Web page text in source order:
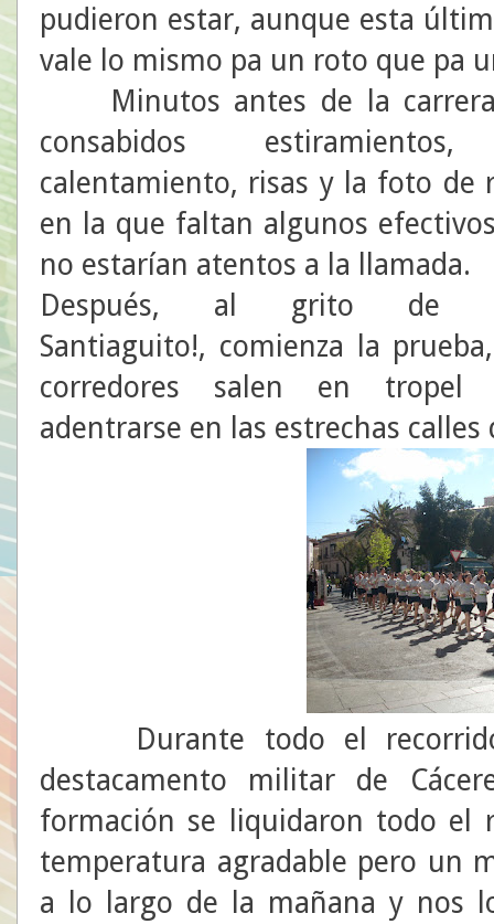
pudieron estar, aunque esta
vale lo mismo pa un roto que pa
Minutos antes de la
consabidos
calentamiento, risas y la foto de
en la que faltan algunos
no estarían atentos a la llamada.
Después, al grito de
Santiaguito!, comienza la
corredores salen en tropel
adentrarse en las estrechas
Durante todo el recorrido
destacamento militar de
formación se liquidaron todo el
temperatura agradable pero un
a lo largo de la mañana y nos